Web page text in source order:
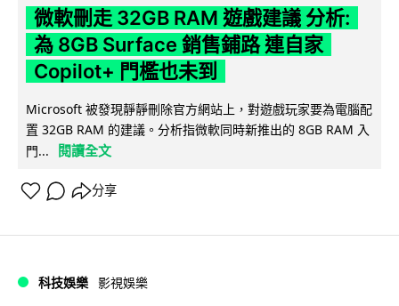
微軟刪走 32GB RAM 遊戲建議 分析:
為 8GB Surface 銷售鋪路 連自家
Copilot+ 門檻也未到
Microsoft 被發現靜靜刪除官方網站上，對遊戲玩家要為電腦配
置 32GB RAM 的建議。分析指微軟同時新推出的 8GB RAM 入
門...
閱讀全文
分享
科技娛樂 影視娛樂